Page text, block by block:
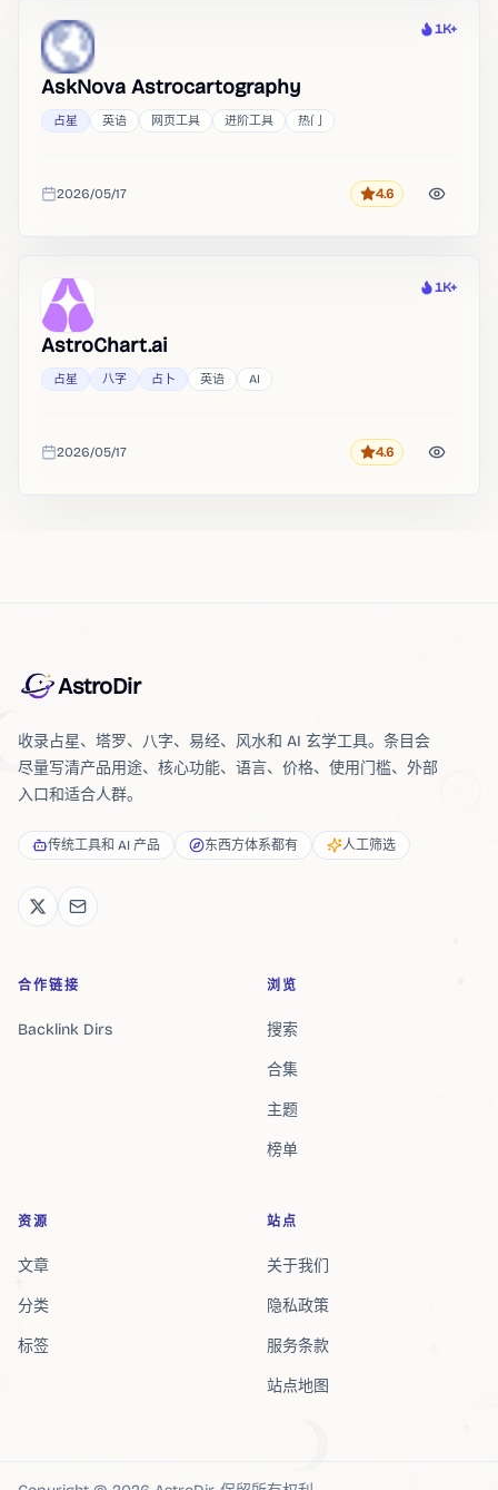
热度
1K+
AskNova Astrocartography
占星 英语 网页工具 进阶工具 热门
收录时间
2026/05/17 评分4.6
热度
1K+
AstroChart.ai
占星 八字 占卜 英语 AI
收录时间
2026/05/17 评分4.6
AstroDir
收录占星、塔罗、八字、易经、风水和 AI 玄学工具。条目会
尽量写清产品用途、核心功能、语言、价格、使用门槛、外部
入口和适合人群。
传统工具和 AI 产品 东西方体系都有 人工筛选
合作链接
Backlink Dirs
浏览
搜索
合集
主题
榜单
资源
文章
分类
标签
站点
关于我们
隐私政策
服务条款
站点地图